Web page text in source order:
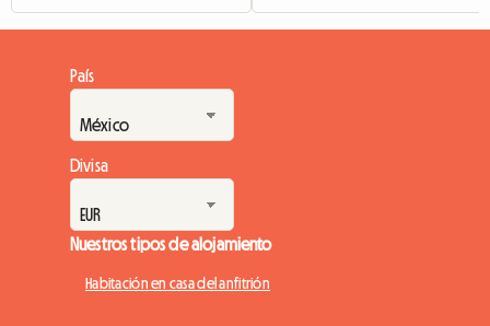
País
Divisa
Nuestros tipos de alojamiento
Habitación en casa del anfitrión